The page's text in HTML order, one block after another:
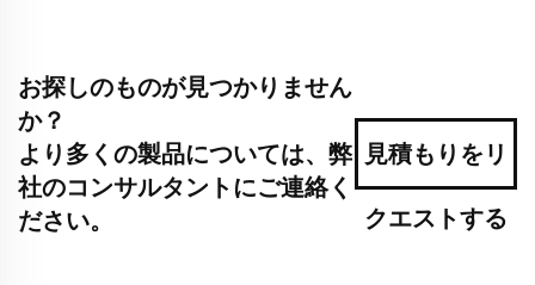
お探しのものが見つかりません
か？
より多くの製品については、弊
社のコンサルタントにご連絡く
ださい。
見積もりをリ
クエストする